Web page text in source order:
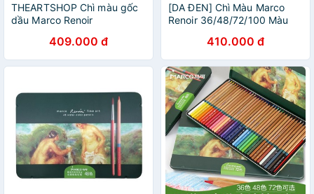
THEARTSHOP Chì màu gốc
dầu Marco Renoir
cao cấp hãng MARCO 3100
409.000 đ
[DA ĐEN] Chì Màu Marco
Renoir 36/48/72/100 Màu
410.000 đ